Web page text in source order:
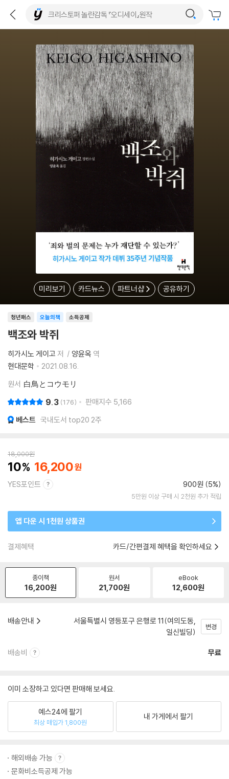
미리보기 카드뉴스 파트너샵 공유하기
소득공제
청년패스 오늘의책
백조와 박쥐
히가시노 게이고 저 양윤옥 역
현대문학
2021.08.16.
원서 白鳥とコウモリ
9.3 176 판매지수 5,166
베스트 국내도서 top20 2주
18,000원
10 16,200
YES포인트 900원 (5%)
5만원 이상 구매 시 2천원 추가 적립
앱 다운 시 1천원 상품권
결제혜택 카드/간편결제 혜택을 확인하세요
종이책
16,200원
원서
21,700원
eBook
12,600원
배송안내
서울특별시 영등포구 은행로 11(여의도동,
일신빌딩)
변경
배송비 무료
이미 소장하고 있다면 판매해 보세요.
예스24에 팔기
최상 매입가 1,800원
내 가게에서 팔기
해외배송 가능
문화비소득공제 가능